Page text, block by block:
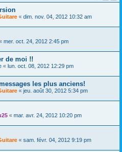
« dim. nov. 04, 2012 10:32 am
mer. oct. 24, 2012 2:45 pm
de moi !!
« lun. oct. 08, 2012 12:29 pm
les plus anciens!
« jeu. août 30, 2012 5:34 pm
« mar. avr. 24, 2012 10:20 pm
« sam. févr. 04, 2012 9:19 pm